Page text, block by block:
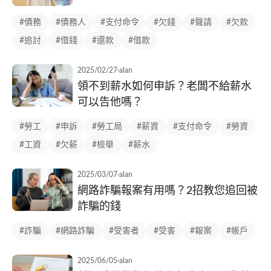
#債務 #債務人 #支付命令 #欠錢 #聲請 #欠款
#追討 #借錢 #還款 #借款
2025/02/27·alan
領不到薪水如何申訴？老闆不給薪水
可以告他嗎？
#勞工 #申訴 #勞工局 #薪資 #支付命令 #勞資
#工資 #欠薪 #檢舉 #薪水
2025/03/07·alan
網路詐騙報案有用嗎？2招教您追回被
詐騙的錢
#詐騙 #網路詐騙 #受害者 #受害 #報案 #帳戶
2025/06/05·alan